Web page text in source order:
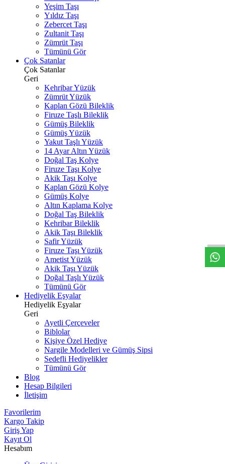
Yeşim Taşı
Yıldız Taşı
Zebercet Taşı
Zultanit Taşı
Zümrüt Taşı
Tümünü Gör
Çok Satanlar
Çok Satanlar
Geri
Kehribar Yüzük
Zümrüt Yüzük
Kaplan Gözü Bileklik
Firuze Taşlı Bileklik
Gümüş Bileklik
Gümüş Yüzük
Yakut Taşlı Yüzük
14 Ayar Altın Yüzük
Doğal Taş Kolye
Firuze Taşı Kolye
Akik Taşı Kolye
Kaplan Gözü Kolye
Gümüş Kolye
Altın Kaplama Kolye
Doğal Taş Bileklik
Kehribar Bileklik
Akik Taşı Bileklik
Safir Yüzük
Firuze Taşı Yüzük
Ametist Yüzük
Akik Taşı Yüzük
Doğal Taşlı Yüzük
Tümünü Gör
Hediyelik Eşyalar
Hediyelik Eşyalar
Geri
Ayetli Çerçeveler
Biblolar
Kişiye Özel Hediye
Nargile Modelleri ve Gümüş Sipsi
Sedefli Hediyelikler
Tümünü Gör
Blog
Hesap Bilgileri
İletişim
Favorilerim
Kargo Takip
Giriş Yap
Kayıt Ol
Hesabım